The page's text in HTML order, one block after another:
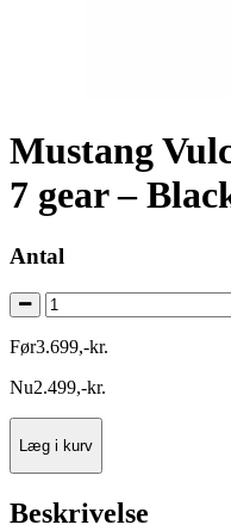
Mustang
7 gear –
Antal
Før3.699,-kr.
Nu2.499,-kr.
Læg i kurv
Beskrivelse